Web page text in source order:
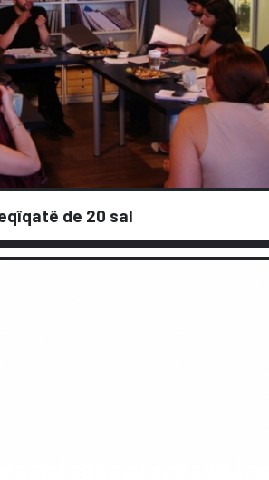
de 20 sal